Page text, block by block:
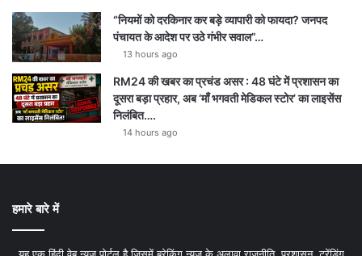
“नियमों को दरकिनार कर बड़े व्यापारी को फायदा? जनपद
पंचायत के आदेश पर उठे गंभीर सवाल”…
13 hours ago
RM24 की खबर का प्रचंड असर : 48 घंटे में प्रशासन का
दूसरा बड़ा प्रहार, अब ‘माँ भगवती मेडिकल स्टोर’ का लाइसेंस
निलंबित….
14 hours ago
हमारे बारे में
यह एक हिंदी वेब न्यूज़ पोर्टल है जिसमें ब्रेकिंग न्यूज़ के अलावा राजनीति, प्रशासन, ट्रेंडिंग